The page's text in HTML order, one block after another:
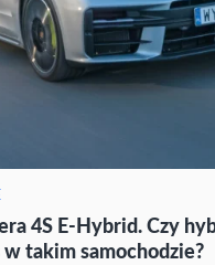
4S E-Hybrid. Czy
takim samochodzie?